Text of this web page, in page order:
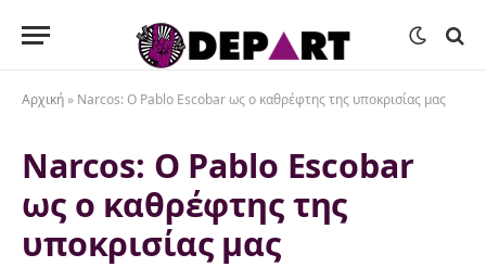
Αρχική » Narcos: O Pablo Escobar ως ο καθρέφτης της υποκρισίας μας
Narcos: O Pablo Escobar
ως ο καθρέφτης της
υποκρισίας μας